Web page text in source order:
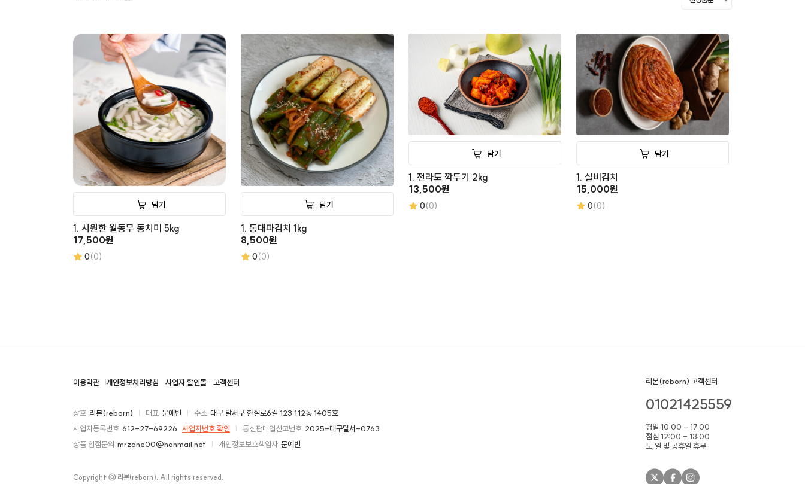
담기
1. 시원한 월동무 동치미 5kg
17,500원
0(0)
담기
1. 통대파김치 1kg
8,500원
0(0)
담기
1. 전라도 깍두기 2kg
13,500원
0(0)
담기
1. 실비김치
15,000원
0(0)
이용약관 개인정보처리방침 사업자 할인몰 고객센터
상호 리본(reborn) 대표 문예빈 주소 대구 달서구 한실로6길 123 112동 1405호
사업자등록번호 612-27-69226 사업자번호 확인 통신판매업신고번호 2025-대구달서-0763
상품 입점문의 mrzone00@hanmail.net 개인정보보호책임자 문예빈
Copyright ⓒ 리본(reborn). All rights reserved.
리본(reborn) 고객센터
01021425559
평일 10:00 - 17:00
점심 12:00 - 13:00
토,일 및 공휴일 휴무